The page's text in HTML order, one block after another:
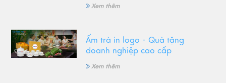
Xem thêm
Ấm trà in logo - Quà tặng
doanh nghiệp cao cấp
Xem thêm